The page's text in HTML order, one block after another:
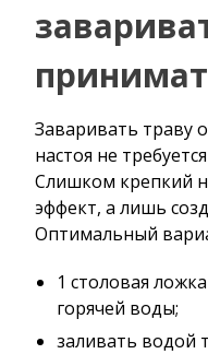
Заваривать траву
настоя не
Слишком крепкий
эффект, а лишь
Оптимальный
1 столовая
горячей воды;
заливать водой